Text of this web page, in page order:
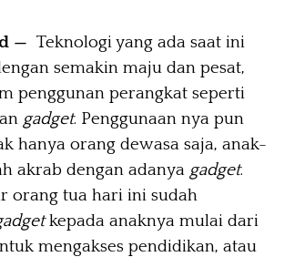
— Teknologi yang ada saat ini
semakin maju dan pesat,
penggunan perangkat seperti
gadget. Penggunaan nya pun
hanya orang dewasa saja, anak-
akrab dengan adanya gadget.
orang tua hari ini sudah
kepada anaknya mulai dari
mengakses pendidikan, atau